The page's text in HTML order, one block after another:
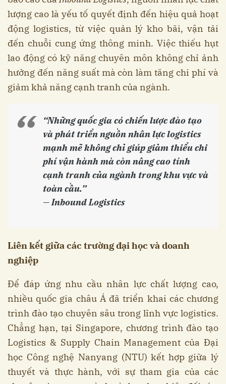
lượng cao là yếu tố quyết định đến hiệu quả hoạt
động logistics, từ việc quản lý kho bãi, vận tải
đến chuỗi cung ứng thông minh. Việc thiếu hụt
lao động có kỹ năng chuyên môn không chỉ ảnh
hưởng đến năng suất mà còn làm tăng chi phí và
giảm khả năng cạnh tranh của ngành.
“Những quốc gia có chiến lược đào tạo
và phát triển nguồn nhân lực logistics
mạnh mẽ không chỉ giúp giảm thiểu chi
phí vận hành mà còn nâng cao tính
cạnh tranh của ngành trong khu vực và
toàn cầu.”
—Inbound Logistics
Liên kết giữa các trường đại học và doanh
nghiệp
Để đáp ứng nhu cầu nhân lực chất lượng cao,
nhiều quốc gia châu Á đã triển khai các chương
trình đào tạo chuyên sâu trong lĩnh vực logistics.
Chẳng hạn, tại Singapore, chương trình đào tạo
Logistics & Supply Chain Management của Đại
học Công nghệ Nanyang (NTU) kết hợp giữa lý
thuyết và thực hành, với sự tham gia của các